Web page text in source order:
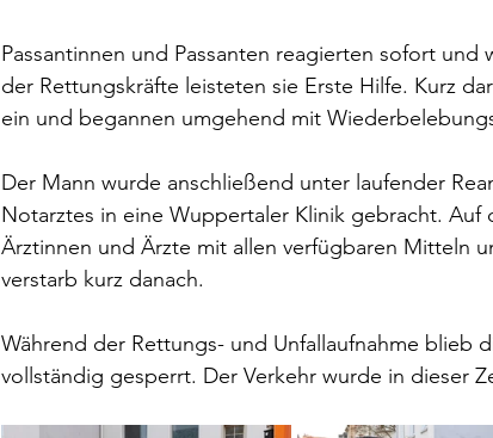
Passantinnen und Passanten reagierten sofort
der Rettungskräfte leisteten sie Erste Hilfe. Kurz
ein und begannen umgehend mit
Der Mann wurde anschließend unter laufender
Notarztes in eine Wuppertaler Klinik gebracht. Auf
Ärztinnen und Ärzte mit allen verfügbaren Mitteln
verstarb kurz danach.
Während der Rettungs- und Unfallaufnahme blieb
vollständig gesperrt. Der Verkehr wurde in dieser